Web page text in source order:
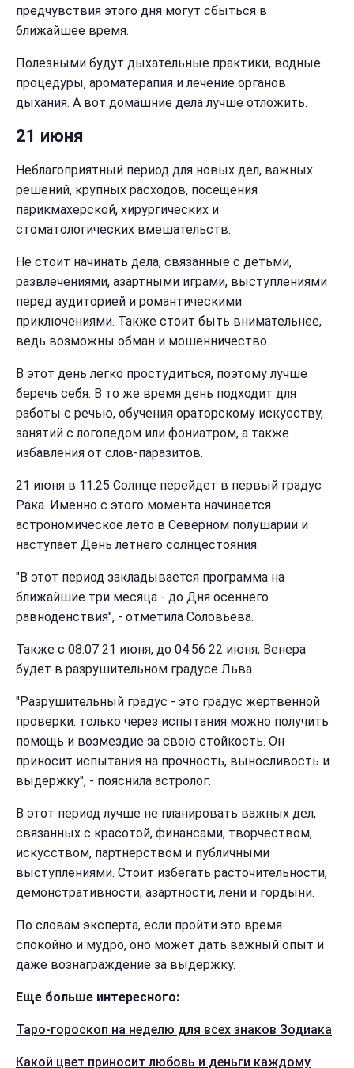
предчувствия этого дня могут сбыться в
ближайшее время.
Полезными будут дыхательные практики, водные
процедуры, ароматерапия и лечение органов
дыхания. А вот домашние дела лучше отложить.
21 июня
Неблагоприятный период для новых дел, важных
решений, крупных расходов, посещения
парикмахерской, хирургических и
стоматологических вмешательств.
Не стоит начинать дела, связанные с детьми,
развлечениями, азартными играми, выступлениями
перед аудиторией и романтическими
приключениями. Также стоит быть внимательнее,
ведь возможны обман и мошенничество.
В этот день легко простудиться, поэтому лучше
беречь себя. В то же время день подходит для
работы с речью, обучения ораторскому искусству,
занятий с логопедом или фониатром, а также
избавления от слов-паразитов.
21 июня в 11:25 Солнце перейдет в первый градус
Рака. Именно с этого момента начинается
астрономическое лето в Северном полушарии и
наступает День летнего солнцестояния.
"В этот период закладывается программа на
ближайшие три месяца - до Дня осеннего
равноденствия", - отметила Соловьева.
Также с 08:07 21 июня, до 04:56 22 июня, Венера
будет в разрушительном градусе Льва.
"Разрушительный градус - это градус жертвенной
проверки: только через испытания можно получить
помощь и возмездие за свою стойкость. Он
приносит испытания на прочность, выносливость и
выдержку", - пояснила астролог.
В этот период лучше не планировать важных дел,
связанных с красотой, финансами, творчеством,
искусством, партнерством и публичными
выступлениями. Стоит избегать расточительности,
демонстративности, азартности, лени и гордыни.
По словам эксперта, если пройти это время
спокойно и мудро, оно может дать важный опыт и
даже вознаграждение за выдержку.
Еще больше интересного:
Таро-гороскоп на неделю для всех знаков Зодиака
Какой цвет приносит любовь и деньги каждому